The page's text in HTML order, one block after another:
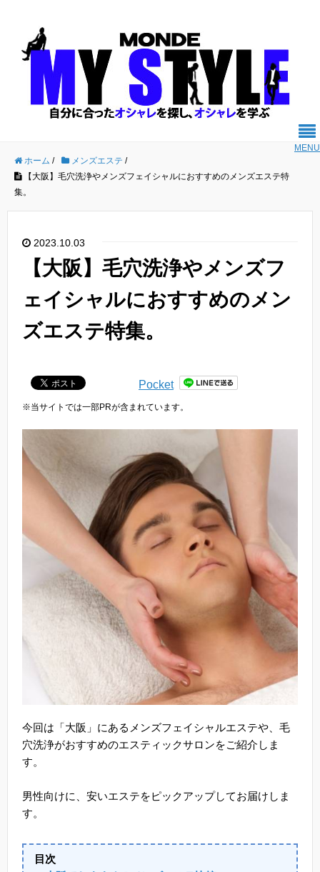
MENU
ホーム / メンズエステ /
【大阪】毛穴洗浄やメンズフェイシャルにおすすめのメンズエステ特
集。
2023.10.03
【大阪】毛穴洗浄やメンズフ
ェイシャルにおすすめのメン
ズエステ特集。
Pocket
※当サイトでは一部PRが含まれています。
今回は「大阪」にあるメンズフェイシャルエステや、毛
穴洗浄がおすすめのエスティックサロンをご紹介しま
す。
男性向けに、安いエステをピックアップしてお届けしま
す。
目次